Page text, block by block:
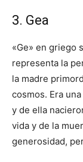
3. Gea
«Ge» en griego
representa la
la madre
cosmos. Era
y de ella
vida y de la
generosidad,